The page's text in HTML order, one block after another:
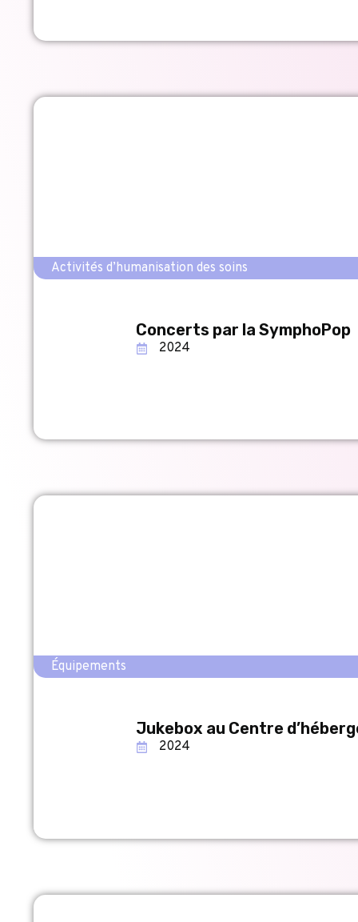
Activités d’humanisation des soins
Concerts par la SymphoPop
2024
Équipements
Jukebox au Centre
2024